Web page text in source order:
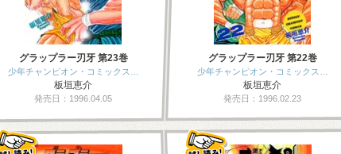
グラップラー刃牙 第23巻
少年チャンピオン・コミックス…
板垣恵介
発売日：1996.04.05
グラップラー刃牙 第22巻
少年チャンピオン・コミックス…
板垣恵介
発売日：1996.02.23